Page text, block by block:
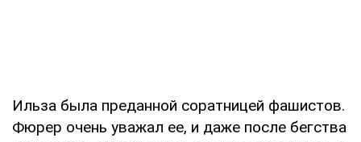
Ильза была преданной соратницей фашистов.
Фюрер очень уважал ее, и даже после бегства